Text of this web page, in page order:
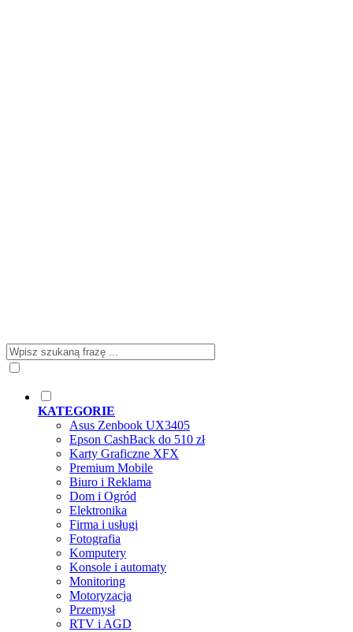
KATEGORIE
Asus Zenbook UX3405
Epson CashBack do 510 zł
Karty Graficzne XFX
Premium Mobile
Biuro i Reklama
Dom i Ogród
Elektronika
Firma i usługi
Fotografia
Komputery
Konsole i automaty
Monitoring
Motoryzacja
Przemysł
RTV i AGD